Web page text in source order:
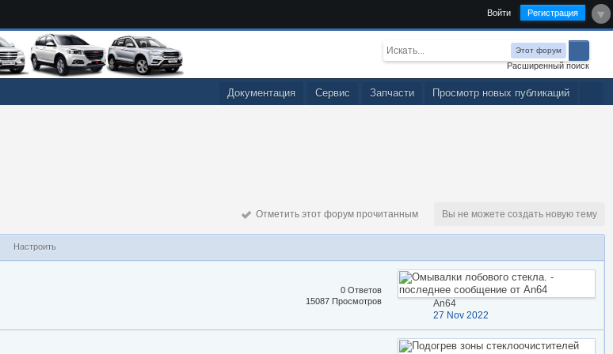
Войти Регистрация
Этот форум
Расширенный поиск
Просмотр новых публикаций
Запчасти
Сервис
Документация
Вы не можете создать новую тему
Отметить этот форум прочитанным
Настроить
0 Ответов
15087 Просмотров
An64
27 Nov 2022